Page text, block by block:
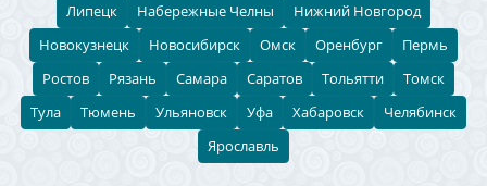
Липецк
Набережные Челны
Нижний Новгород
Новокузнецк
Новосибирск Омск Оренбург
Пермь
Ростов
Рязань Самара Саратов Тольятти
Томск
Тула
Тюмень Ульяновск Уфа Хабаровск
Челябинск
Ярославль